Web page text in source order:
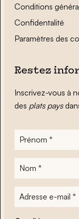
Conditions
Confidentalité
Paramètres des
Restez
Inscrivez-vous à
des plats pays
Prénom
Nom
Adresse
e-